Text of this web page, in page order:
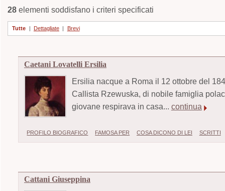
28elementi soddisfano i criteri specificati
Tutte | Dettagliate | Brevi
Caetani Lovatelli Ersilia
Ersilia nacque a Roma il 12 ottobre del
Callista Rzewuska, di nobile famiglia
giovane respirava in casa... continua
PROFILO BIOGRAFICO FAMOSA PER COSA DICONO DI LEI SCRITTI
Cattani Giuseppina